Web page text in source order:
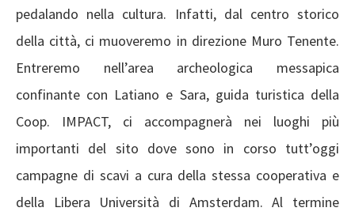
pedalando nella cultura. Infatti, dal centro storico
della città, ci muoveremo in direzione Muro Tenente.
Entreremo nell’area archeologica messapica
confinante con Latiano e Sara, guida turistica della
Coop. IMPACT, ci accompagnerà nei luoghi più
importanti del sito dove sono in corso tutt’oggi
campagne di scavi a cura della stessa cooperativa e
della Libera Università di Amsterdam. Al termine